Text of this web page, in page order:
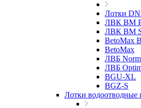
Лотки
ЛВК ВМ
ЛВК ВМ
BetoMax
BetoMax
ЛВБ
ЛВБ
BGU-XL
BGZ-S
Лотки водоотводные